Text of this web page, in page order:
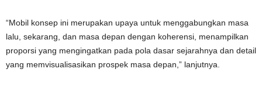
“Mobil konsep ini merupakan upaya untuk menggabungkan masa
lalu, sekarang, dan masa depan dengan koherensi, menampilkan
proporsi yang mengingatkan pada pola dasar sejarahnya dan detail
yang memvisualisasikan prospek masa depan,” lanjutnya.